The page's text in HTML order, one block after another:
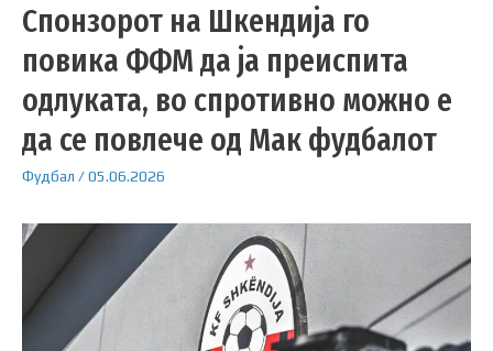
Спонзорот на Шкендија го
повика ФФМ да ја преиспита
одлуката, во спротивно можно е
да се повлече од Мак фудбалот
Фудбал /05.06.2026